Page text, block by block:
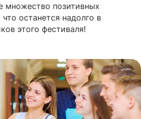
множество позитивных
останется надолго в
этого фестиваля!